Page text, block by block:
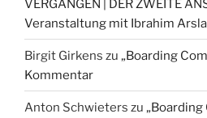
VERGANGEN | DER ZWEITE
Veranstaltung mit Ibrahim
Birgit Girkens zu „Boarding
Kommentar
Anton Schwieters zu „Boarding